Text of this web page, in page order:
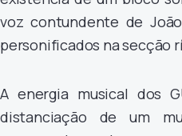
voz contundente de
personificados na secção
A energia musical dos
distanciação de um